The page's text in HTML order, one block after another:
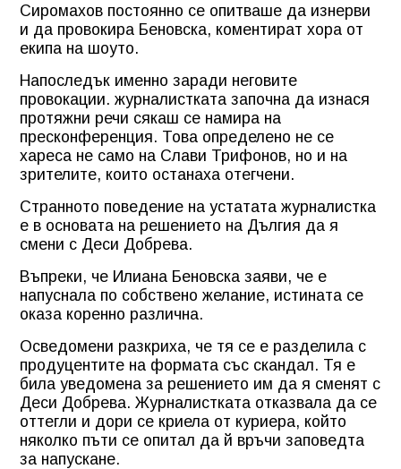
Сиромахов постоянно се опитваше да изнерви
и да провокира Беновска, коментират хора от
екипа на шоуто.
Напоследък именно заради неговите
провокации. журналистката започна да изнася
протяжни речи сякаш се намира на
пресконференция. Това определено не се
хареса не само на Слави Трифонов, но и на
зрителите, които останаха отегчени.
Странното поведение на устатата журналистка
е в основата на решението на Дългия да я
смени с Деси Добрева.
Въпреки, че Илиана Беновска заяви, че е
напуснала по собствено желание, истината се
оказа коренно различна.
Осведомени разкриха, че тя се е разделила с
продуцентите на формата със скандал. Тя е
била уведомена за решението им да я сменят с
Деси Добрева. Журналистката отказвала да се
оттегли и дори се криела от куриера, който
няколко пъти се опитал да й връчи заповедта
за напускане.